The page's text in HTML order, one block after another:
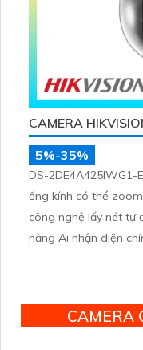
CAMERA
5%-35%
DS-
ống kính có thể
công nghệ lấy nét tự
năng Ai nhận diện
CAMERA